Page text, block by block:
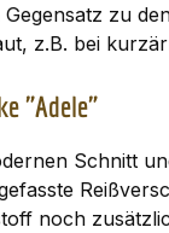
zu
z.B. bei
"Adele"
Schnitt
noch